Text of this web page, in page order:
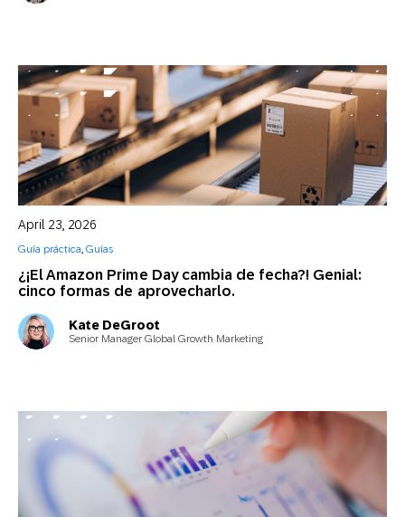
¿¡El Amazon Prime Day cambia de fecha?! Genial:
cinco formas de aprovecharlo.
April 23, 2026
Guía práctica, Guías
Kate DeGroot
Senior Manager Global Growth Marketing